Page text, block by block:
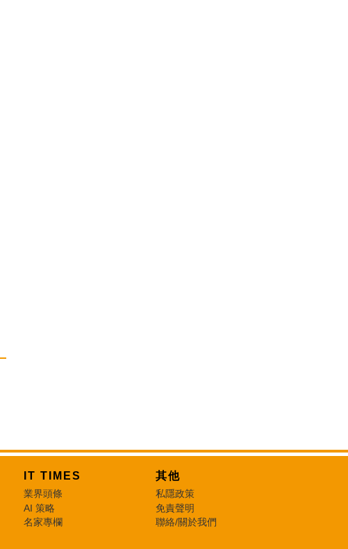
IT TIMES
業界頭條
AI 策略
名家專欄
其他
私隱政策
免責聲明
聯絡/關於我們